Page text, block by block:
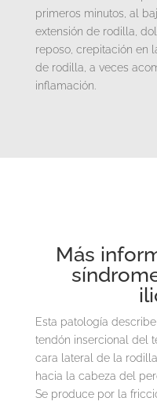
primeros minutos, al
extensión de rodilla,
reposo, crepitación en
de rodilla, a veces
inflamación.
Más
Esta patología
tendón insercional del
cara lateral de la
hacia la cabeza del
Se produce por la